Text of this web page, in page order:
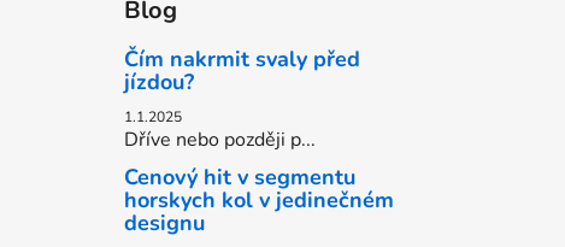
Blog
Čím nakrmit svaly před
jízdou?
1.1.2025
Dříve nebo později p...
Cenový hit v segmentu
horskych kol v jedinečném
designu